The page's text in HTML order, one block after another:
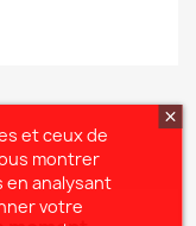
et ceux de
montrer
en analysant
votre